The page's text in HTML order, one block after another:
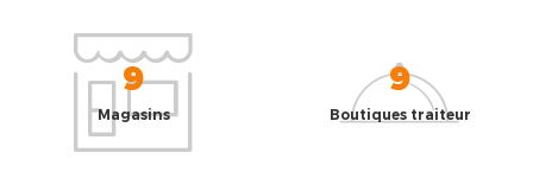
9
Magasins
9
Boutiques traiteur